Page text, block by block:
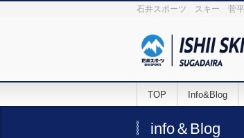
石井スポーツ スキー 菅平
TOP Info&Blog
info＆Blog